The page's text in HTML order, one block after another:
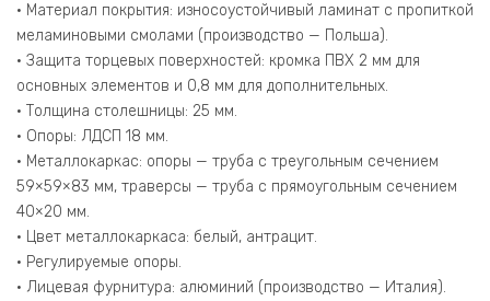
• Материал покрытия: износоустойчивый ламинат с пропиткой
меламиновыми смолами (производство — Польша).
• Защита торцевых поверхностей: кромка ПВХ 2 мм для
основных элементов и 0,8 мм для дополнительных.
• Толщина столешницы: 25 мм.
• Опоры: ЛДСП 18 мм.
• Металлокаркас: опоры — труба с треугольным сечением
59×59×83 мм, траверсы — труба с прямоугольным сечением
40×20 мм.
• Цвет металлокаркаса: белый, антрацит.
• Регулируемые опоры.
• Лицевая фурнитура: алюминий (производство — Италия).